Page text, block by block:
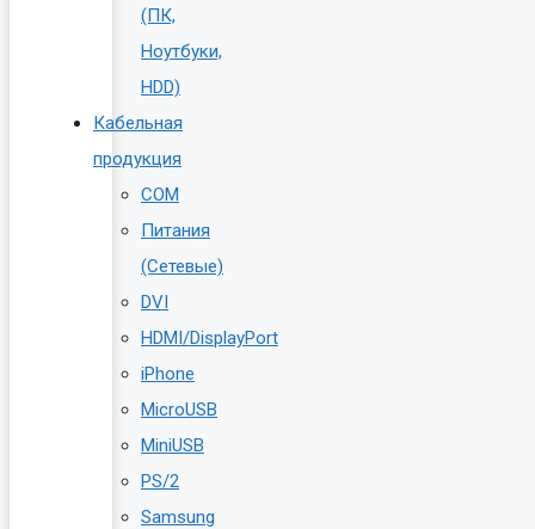
(ПК,
Ноутбуки,
HDD)
Кабельная
продукция
COM
Питания
(Сетевые)
DVI
HDMI/DisplayPort
iPhone
MicroUSB
MiniUSB
PS/2
Samsung